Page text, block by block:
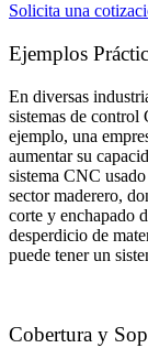
Solicita una
Ejemplos
En diversas
sistemas de control
ejemplo, una
aumentar su
sistema CNC
sector maderero,
corte y enchapado
desperdicio de
puede tener un
Cobertura y